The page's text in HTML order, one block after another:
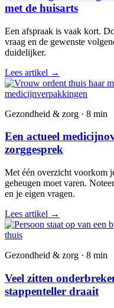
met de huisarts
Een afspraak is vaak kort.
vraag en de gewenste
duidelijker.
Lees artikel →
Gezondheid & zorg · 8 min
Een actueel
zorggesprek
Met één overzicht voorkom
geheugen moet varen.
en je eigen vragen.
Lees artikel →
Gezondheid & zorg · 8 min
Veel zitten
stappenteller draait